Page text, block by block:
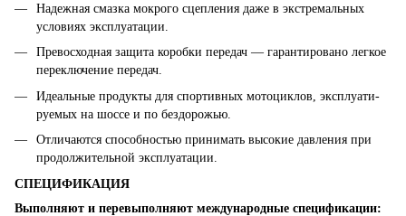
Надежная смазка мокрого сцепления даже в экстремальных
усло­виях эксплуатации.
Превосходная защита коробки передач — гарантировано лег­кое
переключение передач.
Идеальные продукты для спортивных мотоциклов, эксплуати­
руемых на шоссе и по бездорожью.
Отличаются способностью принимать высокие давления при
продолжительной эксплуатации.
СПЕЦИФИКАЦИЯ
Выполняют и перевыполняют международные спецификации: